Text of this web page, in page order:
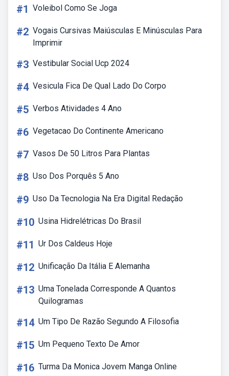
#1 Voleibol Como Se Joga
#2 Vogais Cursivas Maiúsculas E Minúsculas Para
Imprimir
#3 Vestibular Social Ucp 2024
#4 Vesicula Fica De Qual Lado Do Corpo
#5 Verbos Atividades 4 Ano
#6 Vegetacao Do Continente Americano
#7 Vasos De 50 Litros Para Plantas
#8 Uso Dos Porquês 5 Ano
#9 Uso Da Tecnologia Na Era Digital Redação
#10 Usina Hidrelétricas Do Brasil
#11 Ur Dos Caldeus Hoje
#12 Unificação Da Itália E Alemanha
#13 Uma Tonelada Corresponde A Quantos
Quilogramas
#14 Um Tipo De Razão Segundo A Filosofia
#15 Um Pequeno Texto De Amor
#16 Turma Da Monica Jovem Manga Online